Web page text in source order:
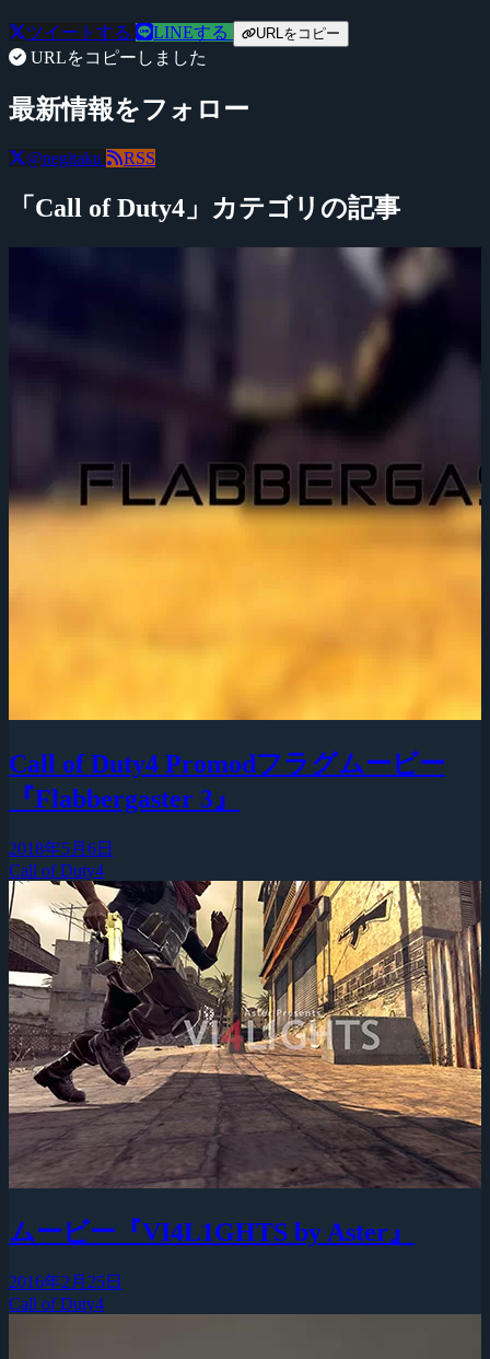
ツイートする LINEする URLをコピー
URLをコピーしました
最新情報をフォロー
@negitaku RSS
「Call of Duty4」カテゴリの記事
Call of Duty4 Promodフラグムービー
『Flabbergaster 3』
2018年5月6日
Call of Duty4
ムービー『VI4L1GHTS by Aster』
2016年2月25日
Call of Duty4